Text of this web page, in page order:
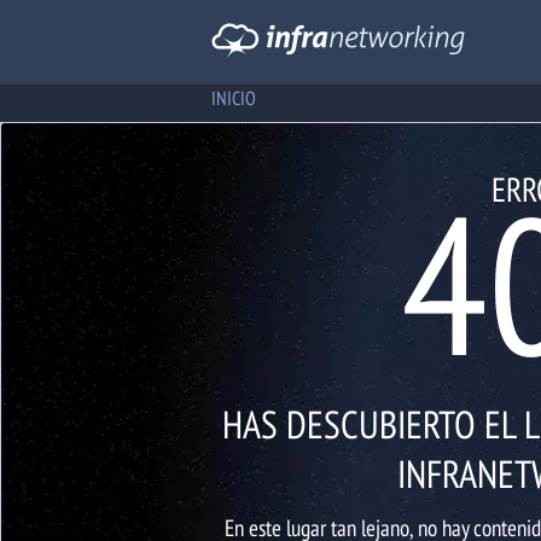
INICIO
HAS DESCUBIERTO EL
En este lugar tan lejano, no hay